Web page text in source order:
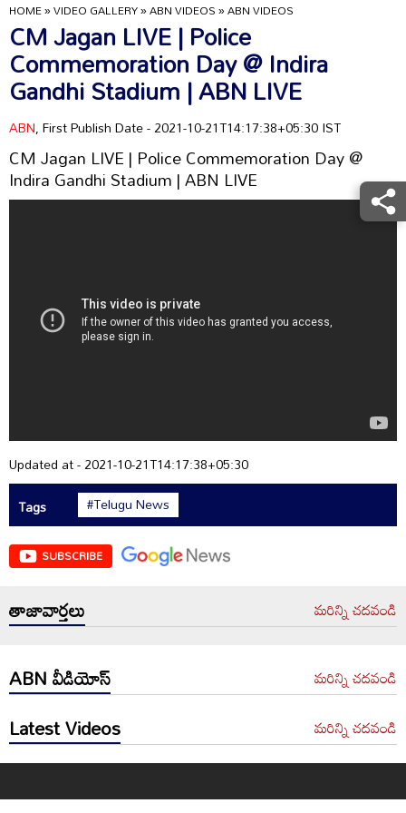
HOME»VIDEO GALLERY»ABN VIDEOS»ABN VIDEOS
CM Jagan LIVE | Police
Commemoration Day @ Indira
Gandhi Stadium | ABN LIVE
ABN, First Publish Date - 2021-10-21T14:17:38+05:30 IST
CM Jagan LIVE | Police Commemoration Day @
Indira Gandhi Stadium | ABN LIVE
Updated at - 2021-10-21T14:17:38+05:30
Tags
#Telugu News
SUBSCRIBE
తాజావార్తలు మరిన్ని చదవండి
ABN వీడియోస్ మరిన్ని చదవండి
Latest Videos మరిన్ని చదవండి